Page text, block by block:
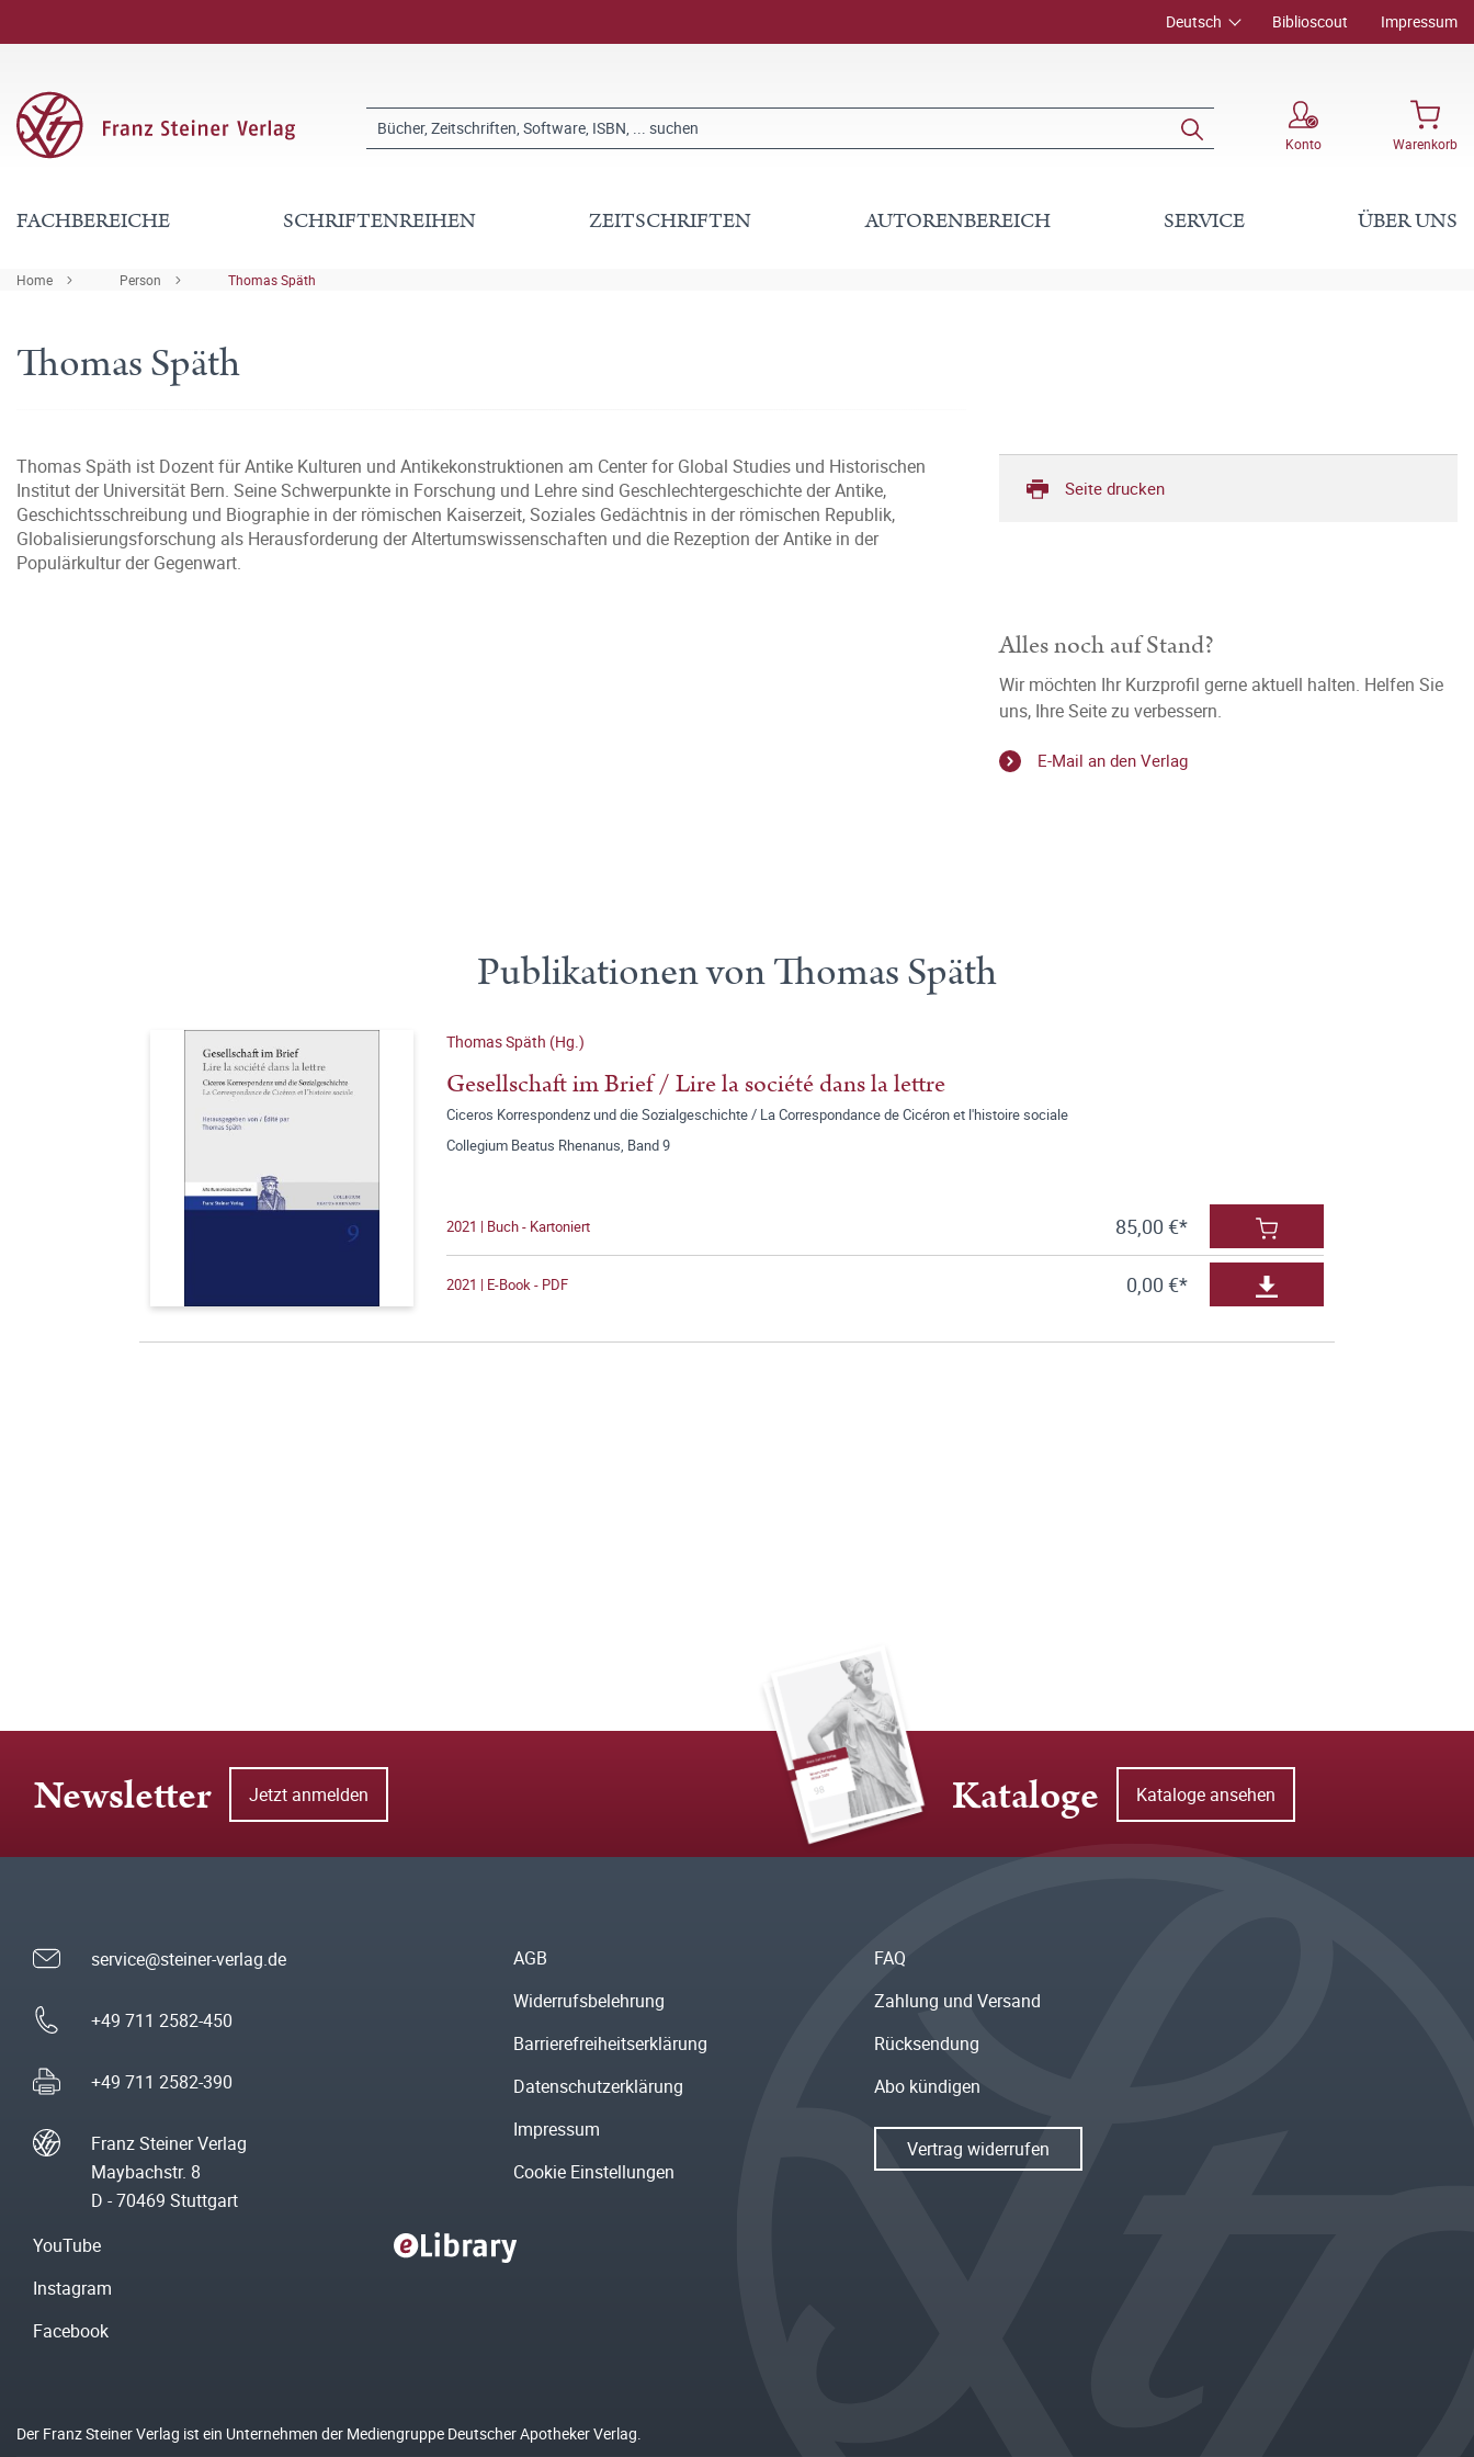
Deutsch Biblioscout Impressum
Konto Warenkorb
FACHBEREICHE SCHRIFTENREIHEN ZEITSCHRIFTEN AUTORENBEREICH SERVICE ÜBER UNS
Home Person Thomas Späth
Thomas Späth
Thomas Späth ist Dozent für Antike Kulturen und Antikekonstruktionen am Center for Global Studies und Historischen
Institut der Universität Bern. Seine Schwerpunkte in Forschung und Lehre sind Geschlechtergeschichte der Antike,
Geschichtsschreibung und Biographie in der römischen Kaiserzeit, Soziales Gedächtnis in der römischen Republik,
Globalisierungsforschung als Herausforderung der Altertumswissenschaften und die Rezeption der Antike in der
Populärkultur der Gegenwart.
Seite drucken
Alles noch auf Stand?
Wir möchten Ihr Kurzprofil gerne aktuell halten. Helfen Sie
uns, Ihre Seite zu verbessern.
E-Mail an den Verlag
Publikationen von Thomas Späth
Thomas Späth (Hg.)
Gesellschaft im Brief / Lire la société dans la lettre
Ciceros Korrespondenz und die Sozialgeschichte / La Correspondance de Cicéron et l'histoire sociale
Collegium Beatus Rhenanus, Band 9
2021 | Buch - Kartoniert 85,00 €*
2021 | E-Book - PDF 0,00 €*
Newsletter Jetzt anmelden Kataloge Kataloge ansehen
service@steiner-verlag.de
+49 711 2582-450
+49 711 2582-390
Franz Steiner Verlag
Maybachstr. 8
D - 70469 Stuttgart
AGB
Widerrufsbelehrung
Barrierefreiheitserklärung
Datenschutzerklärung
Impressum
Cookie Einstellungen
FAQ
Zahlung und Versand
Rücksendung
Abo kündigen
Vertrag widerrufen
YouTube
Instagram
Facebook
Der Franz Steiner Verlag ist ein Unternehmen der Mediengruppe Deutscher Apotheker Verlag.